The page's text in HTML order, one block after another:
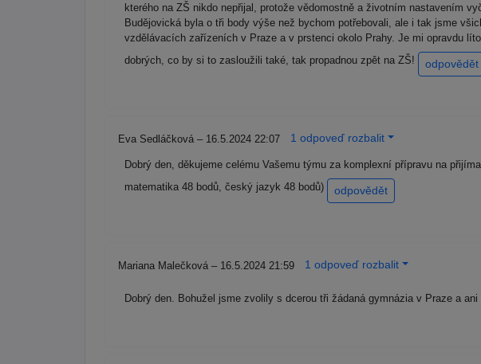
kterého na ZŠ nikdo nepřijal, protože vědomostně a životním nastavením
Budějovická byla o tři body výše než bychom potřebovali, ale i tak jsme
vzdělávacích zařízeních v Praze a v prstenci okolo Prahy. Je mi opravdu
dobrých, co by si to zasloužili také, tak propadnou zpět na ZŠ!
odpovědět
Eva Sedláčková – 16.5.2024 22:07 1 odpoveď rozbalit
Dobrý den, děkujeme celému Vašemu týmu za komplexní přípravu na
matematika 48 bodů, český jazyk 48 bodů)
odpovědět
Mariana Malečková – 16.5.2024 21:59 1 odpoveď rozbalit
Dobrý den. Bohužel jsme zvolily s dcerou tři žádaná gymnázia v Praze a